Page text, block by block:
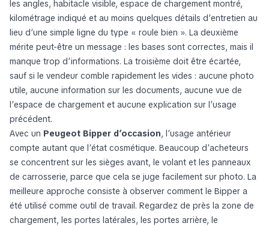
les angles, habitacle visible, espace de chargement montré,
kilométrage indiqué et au moins quelques détails d’entretien au
lieu d’une simple ligne du type « roule bien ». La deuxième
mérite peut-être un message : les bases sont correctes, mais il
manque trop d’informations. La troisième doit être écartée,
sauf si le vendeur comble rapidement les vides : aucune photo
utile, aucune information sur les documents, aucune vue de
l’espace de chargement et aucune explication sur l’usage
précédent.
Avec un Peugeot Bipper d’occasion, l’usage antérieur
compte autant que l’état cosmétique. Beaucoup d’acheteurs
se concentrent sur les sièges avant, le volant et les panneaux
de carrosserie, parce que cela se juge facilement sur photo. La
meilleure approche consiste à observer comment le Bipper a
été utilisé comme outil de travail. Regardez de près la zone de
chargement, les portes latérales, les portes arrière, le